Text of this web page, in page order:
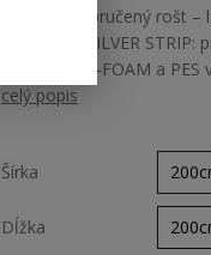
kg/m3; doporučený rošt –
MATRACA SILVER
penou LAZY-FOAM a
celý popis
Šírka
Dĺžka